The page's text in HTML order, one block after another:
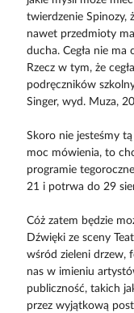
twierdzenie Spinozy,
nawet przedmioty
ducha. Cegła nie ma
Rzecz w tym, że
podręczników
Singer, wyd. Muza,
Skoro nie jesteśmy tą
moc mówienia, to
programie
21 i potrwa do 29
Cóż zatem będzie
Dźwięki ze sceny
wśród zieleni drzew,
nas w imieniu
publiczność, takich
przez wyjątkową